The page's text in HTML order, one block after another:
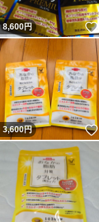
8,600円
3,600円